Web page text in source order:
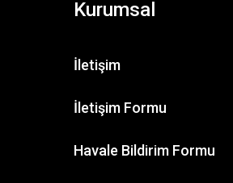
Kurumsal
İletişim
İletişim Formu
Havale Bildirim Formu